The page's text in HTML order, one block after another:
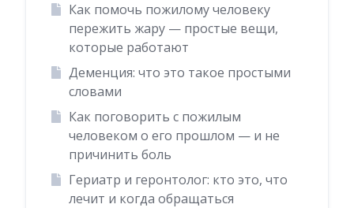
Как помочь пожилому человеку
пережить жару — простые вещи,
которые работают
Деменция: что это такое простыми
словами
Как поговорить с пожилым
человеком о его прошлом — и не
причинить боль
Гериатр и геронтолог: кто это, что
лечит и когда обращаться